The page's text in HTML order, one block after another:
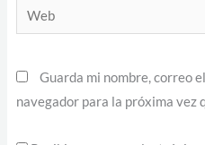
Web
Guarda mi nombre, correo
navegador para la próxima vez